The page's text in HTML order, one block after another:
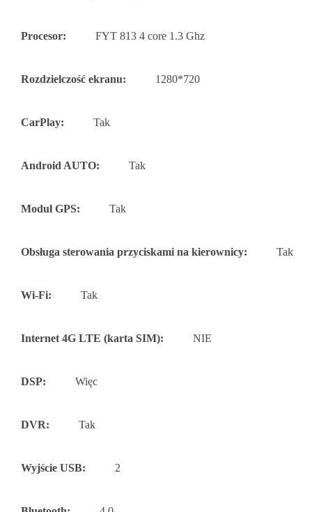
Procesor: FYT 813 4 core 1.3 Ghz
Rozdzielczość ekranu: 1280*720
CarPlay: Tak
Android AUTO: Tak
Moduł GPS: Tak
Obsługa sterowania przyciskami na kierownicy: Tak
Wi-Fi: Tak
Internet 4G LTE (karta SIM): NIE
DSP: Więc
DVR: Tak
Wyjście USB: 2